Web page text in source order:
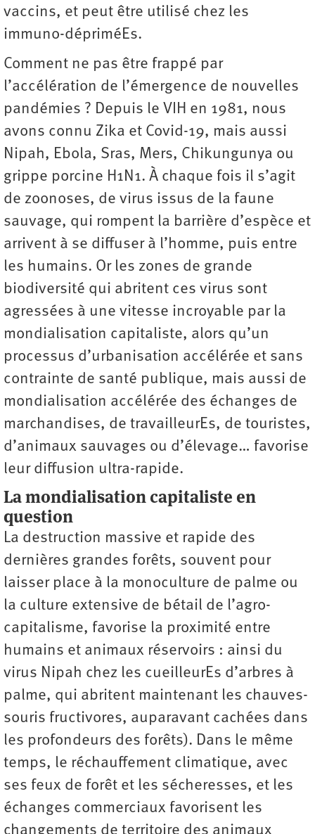
vaccins, et peut être utilisé chez les
immuno-dépriméEs.
Comment ne pas être frappé par
l’accélération de l’émergence de nouvelles
pandémies ? Depuis le VIH en 1981, nous
avons connu Zika et Covid-19, mais aussi
Nipah, Ebola, Sras, Mers, Chikungunya ou
grippe porcine H1N1. À chaque fois il s’agit
de zoonoses, de virus issus de la faune
sauvage, qui rompent la barrière d’espèce et
arrivent à se diffuser à l’homme, puis entre
les humains. Or les zones de grande
biodiversité qui abritent ces virus sont
agressées à une vitesse incroyable par la
mondialisation capitaliste, alors qu’un
processus d’urbanisation accélérée et sans
contrainte de santé publique, mais aussi de
mondialisation accélérée des échanges de
marchandises, de travailleurEs, de touristes,
d’animaux sauvages ou d’élevage… favorise
leur diffusion ultra-rapide.
La mondialisation capitaliste en
question
La destruction massive et rapide des
dernières grandes forêts, souvent pour
laisser place à la monoculture de palme ou
la culture extensive de bétail de l’agro-
capitalisme, favorise la proximité entre
humains et animaux réservoirs : ainsi du
virus Nipah chez les cueilleurEs d’arbres à
palme, qui abritent maintenant les chauves-
souris fructivores, auparavant cachées dans
les profondeurs des forêts). Dans le même
temps, le réchauffement climatique, avec
ses feux de forêt et les sécheresses, et les
échanges commerciaux favorisent les